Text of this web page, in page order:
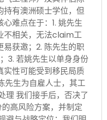
持有澳洲硕士学位，但
难点在于：1. 姚先生
不相关，无法claim工
获邀；2. 陈先生的职
3. 若姚先生以单身身份
实性可能受到移民局质
先生为自雇人士，其工
理 我们接手后，否决了
高风险方案，并制定